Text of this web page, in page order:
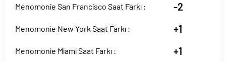
Menomonie San Francisco Saat Farkı : -2
Menomonie New York Saat Farkı : +1
Menomonie Miami Saat Farkı : +1